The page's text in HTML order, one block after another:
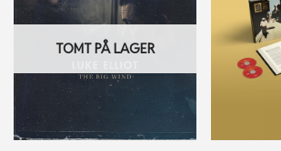
TOMT PÅ LAGER